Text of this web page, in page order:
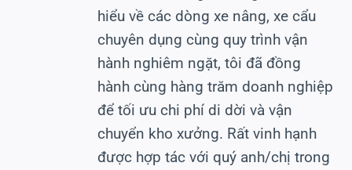
hiểu về các dòng xe nâng, xe cẩu
chuyên dụng cùng quy trình vận
hành nghiêm ngặt, tôi đã đồng
hành cùng hàng trăm doanh nghiệp
để tối ưu chi phí di dời và vận
chuyển kho xưởng. Rất vinh hạnh
được hợp tác với quý anh/chị trong